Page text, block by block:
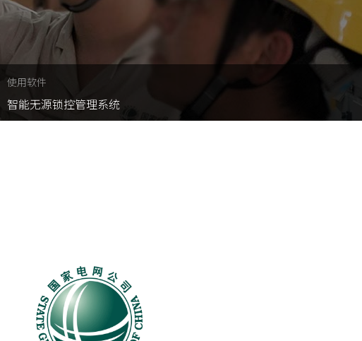
使用软件
智能无源锁控管理系统